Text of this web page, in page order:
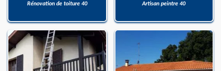
Rénovation de toiture 40 Artisan peintre 40